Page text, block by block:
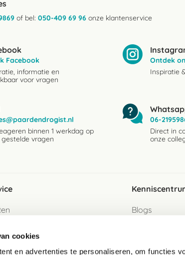
cookies
en advertenties te personaliseren, om functies
of bel: 050-409 69 96 onze klantenservice
Facebook
informatie en
voor vragen
Ontdek
Inspiratie
binnen 1 werkdag op
vragen
06-
Direct in
onze
Blogs